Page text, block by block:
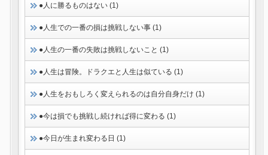
●人に勝るものはない (1)
●人生での一番の損は挑戦しない事 (1)
●人生の一番の失敗は挑戦しないこと (1)
●人生は冒険。ドラクエと人生は似ている (1)
●人生をおもしろく変えられるのは自分自身だけ (1)
●今は損でも挑戦し続ければ得に変わる (1)
●今日が生まれ変わる日 (1)